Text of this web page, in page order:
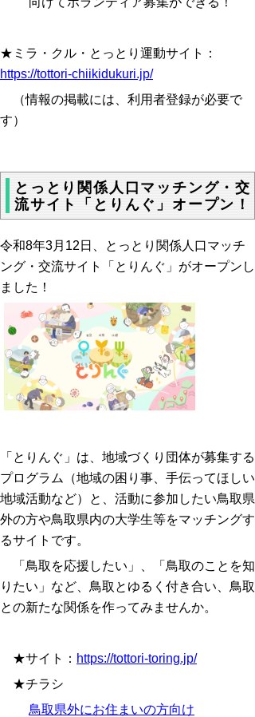
★ミラ・クル・とっとり運動サイト：
https://tottori-chiikidukuri.jp/
（情報の掲載には、利用者登録が必要で
す）
とっとり関係人口マッチング・交
流サイト「とりんぐ」オープン！
令和8年3月12日、とっとり関係人口マッチ
ング・交流サイト「とりんぐ」がオープンし
ました！
「とりんぐ」は、地域づくり団体が募集する
プログラム（地域の困り事、手伝ってほしい
地域活動など）と、活動に参加したい鳥取県
外の方や鳥取県内の大学生等をマッチングす
るサイトです。
「鳥取を応援したい」、「鳥取のことを知
りたい」など、鳥取とゆるく付き合い、鳥取
との新たな関係を作ってみませんか。
★サイト： https://tottori-toring.jp/
★チラシ
鳥取県外にお住まいの方向け